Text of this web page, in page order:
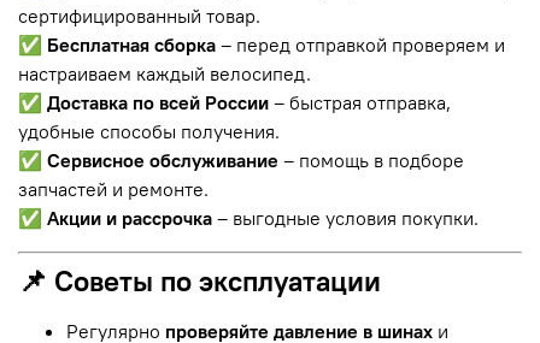
сертифицированный товар.
✅ Бесплатная сборка – перед отправкой проверяем и
настраиваем каждый велосипед.
✅ Доставка по всей России – быстрая отправка,
удобные способы получения.
✅ Сервисное обслуживание – помощь в подборе
запчастей и ремонте.
✅ Акции и рассрочка – выгодные условия покупки.
📌 Советы по эксплуатации
Регулярно проверяйте давление в шинах и